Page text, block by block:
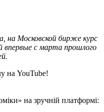
на Московской бирже курс
впервые с марта прошлого
на YouTube!
на зручній платформі: